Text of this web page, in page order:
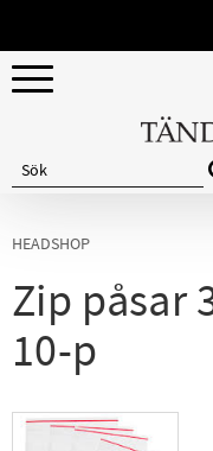
Meny
HEADSHOP
Zip påsar
10-p